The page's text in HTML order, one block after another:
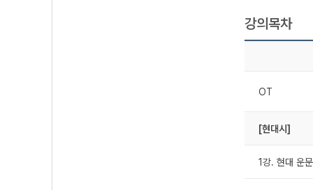
강의목차
OT
[현대시]
1강. 현대 운